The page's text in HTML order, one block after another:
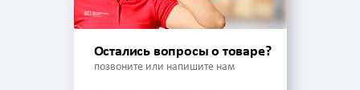
Остались вопросы о товаре?
позвоните или напишите нам